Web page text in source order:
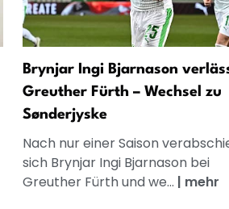
Brynjar Ingi Bjarnason
Greuther Fürth – Wechsel zu
Sønderjyske
Nach nur einer Saison
sich Brynjar Ingi Bjarnason bei
Greuther Fürth und we... | mehr